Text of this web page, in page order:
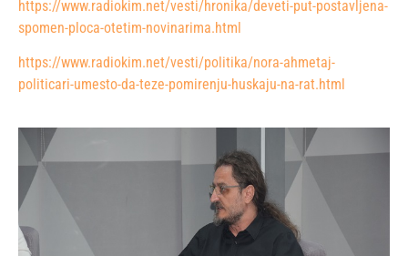
https://www.radiokim.net/vesti/hronika/deveti-put-postavljena-
spomen-ploca-otetim-novinarima.html
https://www.radiokim.net/vesti/politika/nora-ahmetaj-
politicari-umesto-da-teze-pomirenju-huskaju-na-rat.html